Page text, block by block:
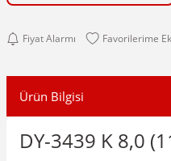
Fiyat Alarmı
Ürün Bilgisi
DY-3439 K 8,0